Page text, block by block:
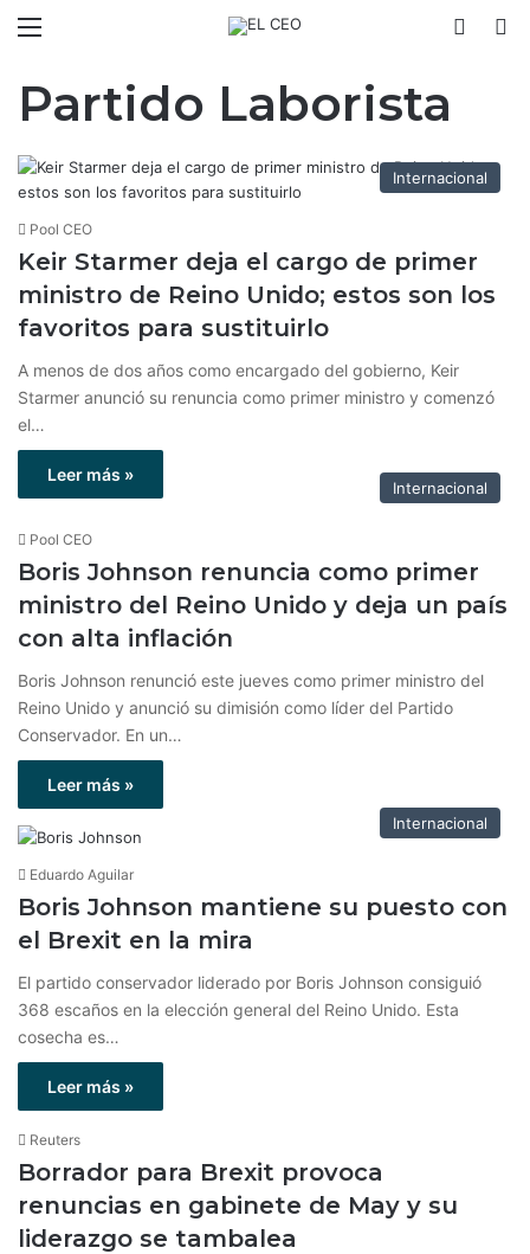
Partido Laborista
Internacional
Pool CEO
Keir Starmer deja el cargo de primer
ministro de Reino Unido; estos son los
favoritos para sustituirlo
A menos de dos años como encargado del gobierno, Keir
Starmer anunció su renuncia como primer ministro y comenzó
el…
Leer más »
Internacional
Pool CEO
Boris Johnson renuncia como primer
ministro del Reino Unido y deja un país
con alta inflación
Boris Johnson renunció este jueves como primer ministro del
Reino Unido y anunció su dimisión como líder del Partido
Conservador. En un…
Leer más »
Internacional
Eduardo Aguilar
Boris Johnson mantiene su puesto con
el Brexit en la mira
El partido conservador liderado por Boris Johnson consiguió
368 escaños en la elección general del Reino Unido. Esta
cosecha es…
Leer más »
Reuters
Borrador para Brexit provoca
renuncias en gabinete de May y su
liderazgo se tambalea